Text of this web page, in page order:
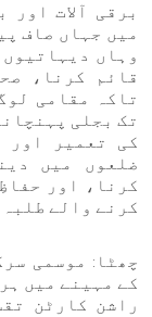
برقی آلات
میں جہاں صاف
وہاں
قائم کرنا،
تاکہ مقامی
تک بجلی
کی تعمیر اور
ضلعوں میں
کرنا، اور
کرنے والے
چھٹا: موسمی
کے مہینے میں
راشن کارٹن